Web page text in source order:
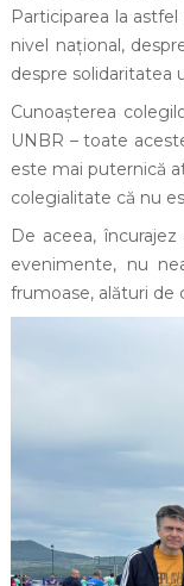
Participarea la
nivel național,
despre solidaritatea
Cunoașterea
UNBR – toate
este mai puternică
colegialitate că nu
De aceea,
evenimente, nu
frumoase, alături de